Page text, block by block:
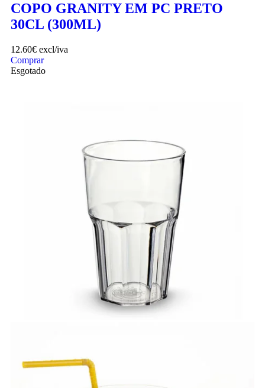
COPO GRANITY EM PC PRETO
30CL (300ML)
12.60€ excl/iva
Comprar
Esgotado